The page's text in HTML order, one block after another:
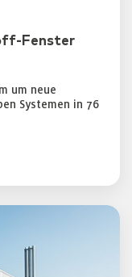
Fenster
um neue
Systemen in 76